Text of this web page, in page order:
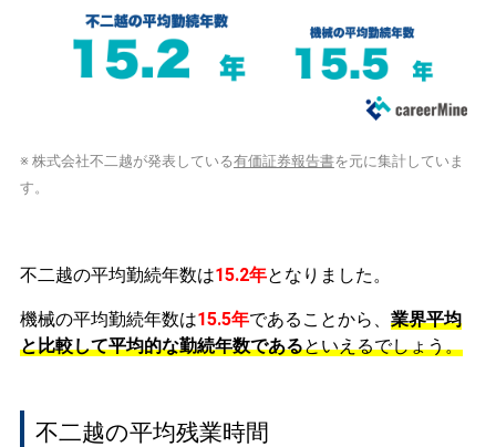
※ 株式会社不二越が発表している有価証券報告書を元に集計していま
す。
不二越の平均勤続年数は15.2年となりました。
機械の平均勤続年数は15.5年であることから、 業界平均
と比較して平均的な勤続年数であるといえるでしょう。
不二越の平均残業時間